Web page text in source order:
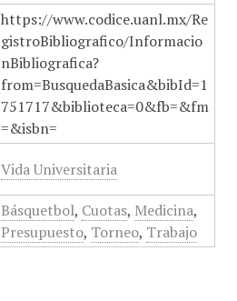
https://www.codice.uanl.mx/Re
gistroBibliografico/Informacio
nBibliografica?
from=BusquedaBasica&bibId=1
751717&biblioteca=0&fb=&fm
=&isbn=
Vida Universitaria
Básquetbol, Cuotas, Medicina,
Presupuesto, Torneo, Trabajo